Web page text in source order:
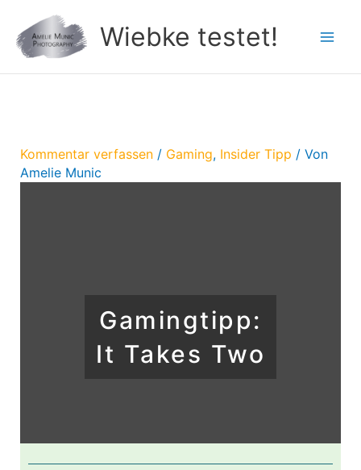
Inhalt
springen
Wiebke testet!
Kommentar verfassen / Gaming, Insider Tipp / Von
Amelie Munic
Gamingtipp:
It Takes Two